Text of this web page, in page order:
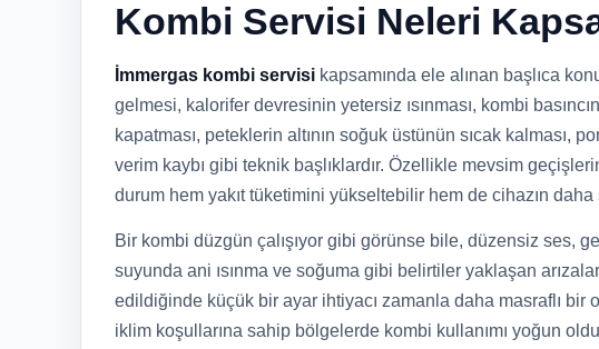
Kombi Servisi Neleri
İmmergas kombi servisi kapsamında ele alınan başlıca
gelmesi, kalorifer devresinin yetersiz ısınması, kombi
kapatması, peteklerin altının soğuk üstünün sıcak kalması,
verim kaybı gibi teknik başlıklardır. Özellikle mevsim
durum hem yakıt tüketimini yükseltebilir hem de cihazın
Bir kombi düzgün çalışıyor gibi görünse bile, düzensiz ses,
suyunda ani ısınma ve soğuma gibi belirtiler yaklaşan
edildiğinde küçük bir ayar ihtiyacı zamanla daha masraflı bir
iklim koşullarına sahip bölgelerde kombi kullanımı yoğun